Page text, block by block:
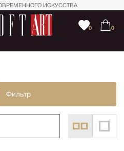
ИСКУССТВА
0 0
Фильтр